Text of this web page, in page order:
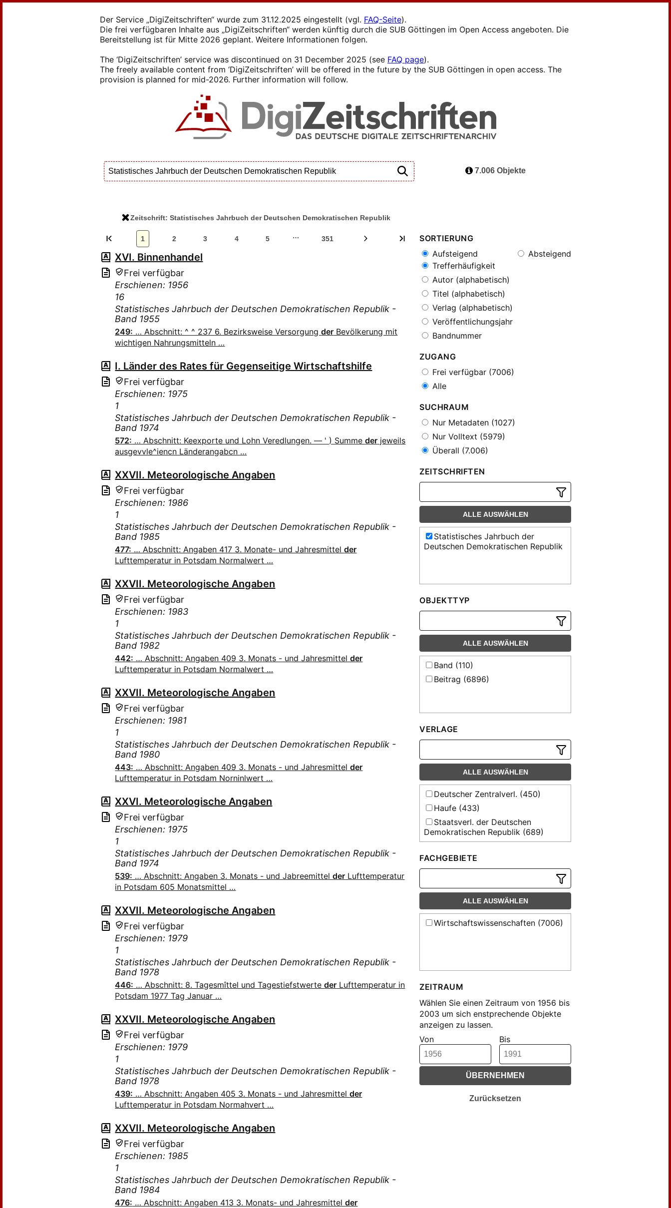
Der Service „DigiZeitschriften“ wurde zum 31.12.2025 eingestellt (vgl. FAQ-Seite).
Die frei verfügbaren Inhalte aus „DigiZeitschriften“ werden künftig durch die SUB Göttingen im Open Access angeboten. Die
Bereitstellung ist für Mitte 2026 geplant. Weitere Informationen folgen.
The ‘DigiZeitschriften’ service was discontinued on 31 December 2025 (see FAQ page).
The freely available content from ‘DigiZeitschriften’ will be offered in the future by the SUB Göttingen in open access. The
provision is planned for mid-2026. Further information will follow.
Zeitschrift: Statistisches Jahrbuch der Deutschen Demokratischen Republik
7.006 Objekte
1 2 3 4 5 … 351
XVI. Binnenhandel
Frei verfügbar
Erschienen: 1956
16
Statistisches Jahrbuch der Deutschen Demokratischen Republik -
Band 1955
249: … Abschnitt: ^ ^ 237 6. Bezirksweise Versorgungder Bevölkerung mit
wichtigen Nahrungsmitteln …
I. Länder des Rates für Gegenseitige Wirtschaftshilfe
Frei verfügbar
Erschienen: 1975
1
Statistisches Jahrbuch der Deutschen Demokratischen Republik -
Band 1974
572: … Abschnitt: Keexporte und Lohn Veredlungen. — ' ) Summeder jeweils
ausgevvle^iencn Länderangabcn …
XXVII. Meteorologische Angaben
Frei verfügbar
Erschienen: 1986
1
Statistisches Jahrbuch der Deutschen Demokratischen Republik -
Band 1985
477: … Abschnitt: Angaben 417 3. Monate- und Jahresmittelder
Lufttemperatur in Potsdam Normalwert …
XXVII. Meteorologische Angaben
Frei verfügbar
Erschienen: 1983
1
Statistisches Jahrbuch der Deutschen Demokratischen Republik -
Band 1982
442: … Abschnitt: Angaben 409 3. Monats - und Jahresmittelder
Lufttemperatur in Potsdam Normalwert …
XXVII. Meteorologische Angaben
Frei verfügbar
Erschienen: 1981
1
Statistisches Jahrbuch der Deutschen Demokratischen Republik -
Band 1980
443: … Abschnitt: Angaben 409 3. Monats - und Jahresmittelder
Lufttemperatur in Potsdam Norninlwert …
XXVI. Meteorologische Angaben
Frei verfügbar
Erschienen: 1975
1
Statistisches Jahrbuch der Deutschen Demokratischen Republik -
Band 1974
539: … Abschnitt: Angaben 3. Monats - und Jabreemittelder Lufttemperatur
in Potsdam 605 Monatsmittel …
XXVII. Meteorologische Angaben
Frei verfügbar
Erschienen: 1979
1
Statistisches Jahrbuch der Deutschen Demokratischen Republik -
Band 1978
446: … Abschnitt: 8. Tagesmîttel und Tagestiefstwerteder Lufttemperatur in
Potsdam 1977 Tag Januar …
XXVII. Meteorologische Angaben
Frei verfügbar
Erschienen: 1979
1
Statistisches Jahrbuch der Deutschen Demokratischen Republik -
Band 1978
439: … Abschnitt: Angaben 405 3. Monats - und Jahresmittelder
Lufttemperatur in Potsdam Normahvert …
XXVII. Meteorologische Angaben
Frei verfügbar
Erschienen: 1985
1
Statistisches Jahrbuch der Deutschen Demokratischen Republik -
Band 1984
476: … Abschnitt: Angaben 413 3. Monats- und Jahresmittelder
SORTIERUNG
Aufsteigend
Absteigend
Trefferhäufigkeit
Autor (alphabetisch)
Titel (alphabetisch)
Verlag (alphabetisch)
Veröffentlichungsjahr
Bandnummer
ZUGANG
Frei verfügbar (7006)
Alle
SUCHRAUM
Nur Metadaten (1027)
Nur Volltext (5979)
Überall (7.006)
ZEITSCHRIFTEN
ALLE AUSWÄHLEN
Statistisches Jahrbuch der
Deutschen Demokratischen Republik
OBJEKTTYP
ALLE AUSWÄHLEN
Band (110)
Beitrag (6896)
VERLAGE
ALLE AUSWÄHLEN
Deutscher Zentralverl. (450)
Haufe (433)
Staatsverl. der Deutschen
Demokratischen Republik (689)
Demokratischen Republik (4903)
VEB Deutscher Zentralverlag (531)
FACHGEBIETE
ALLE AUSWÄHLEN
Wirtschaftswissenschaften (7006)
ZEITRAUM
Wählen Sie einen Zeitraum von 1956 bis
2003 um sich enstprechende Objekte
anzeigen zu lassen.
Von
Bis
ÜBERNEHMEN
Zurücksetzen